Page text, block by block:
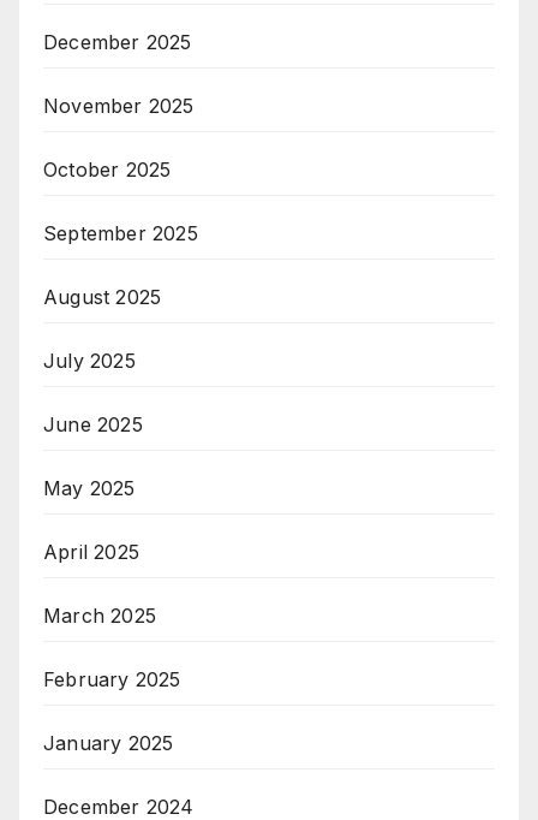
December 2025
November 2025
October 2025
September 2025
August 2025
July 2025
June 2025
May 2025
April 2025
March 2025
February 2025
January 2025
December 2024